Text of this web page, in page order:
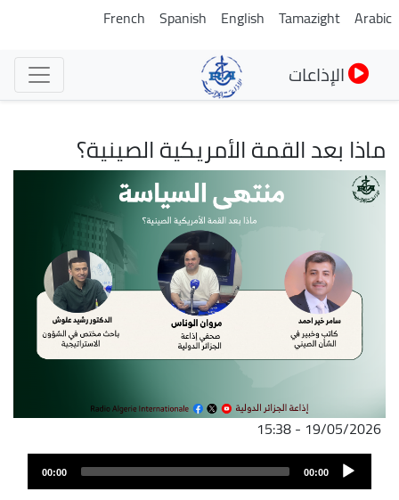
تجاوز
Arabic
Tamazight
English
Spanish
French
الإذاعات
ماذا بعد القمة الأمريكية الصينية؟
الصورة
19/05/2026 - 15:38
ملف
الصوت
Audio
Player
00:00
00:00